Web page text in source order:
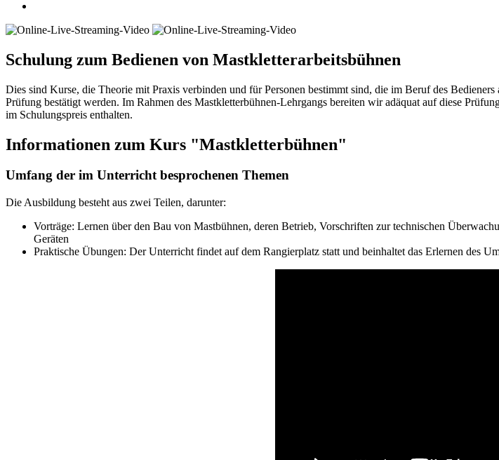
Schulung zum Bedienen von Mastkletterarbeitsbühnen
Dies sind Kurse, die Theorie mit Praxis verbinden und für Personen bestimmt sind, die im Beruf des
Prüfung bestätigt werden. Im Rahmen des Mastkletterbühnen-Lehrgangs bereiten wir adäquat auf diese
im Schulungspreis enthalten.
Informationen zum Kurs "Mastkletterbühnen"
Umfang der im Unterricht besprochenen Themen
Die Ausbildung besteht aus zwei Teilen, darunter:
Vorträge: Lernen über den Bau von Mastbühnen, deren Betrieb, Vorschriften zur technischen
Geräten
Praktische Übungen: Der Unterricht findet auf dem Rangierplatz statt und beinhaltet das Erlernen des